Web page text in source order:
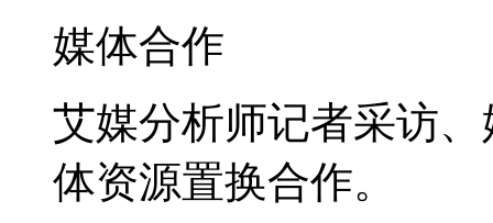
媒体合作
艾媒分析师记者采访
体资源置换合作。